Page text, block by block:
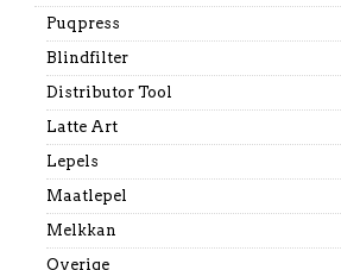
Puqpress
Blindfilter
Distributor Tool
Latte Art
Lepels
Maatlepel
Melkkan
Overige